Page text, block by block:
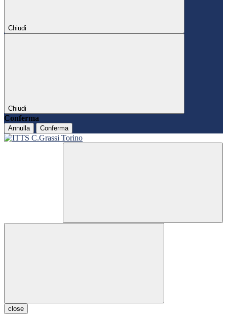
Chiudi
Chiudi
Conferma
Annulla Conferma
close